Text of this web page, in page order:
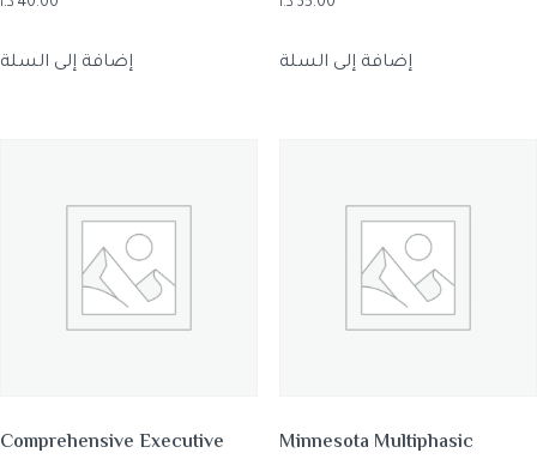
35.00 د.ا
إضافة إلى السلة
40.00 د.ا
إضافة إلى السلة
Minnesota Multiphasic
Comprehensive Executive